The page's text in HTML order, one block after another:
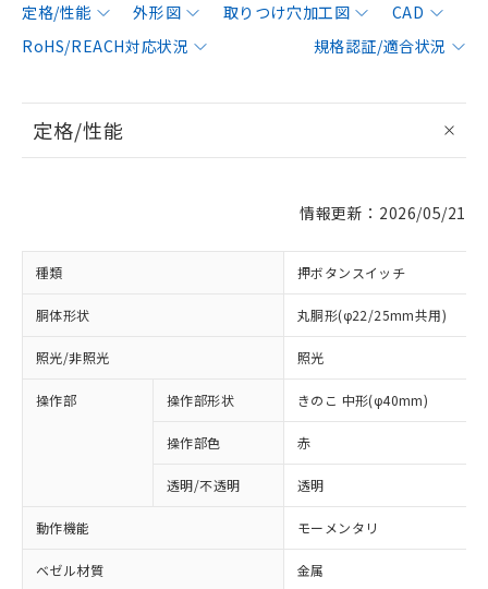
定格/性能 外形図 取りつけ穴加工図
CAD
RoHS/REACH対応状況
規格認証/適合状況
定格/性能
情報更新：2026/05/21
種類 押ボタンスイッチ
胴体形状 丸胴形(φ22/25mm共用)
照光/非照光 照光
操作部 操作部形状 きのこ 中形(φ40mm)
操作部色 赤
透明/不透明 透明
動作機能 モーメンタリ
ベゼル材質 金属